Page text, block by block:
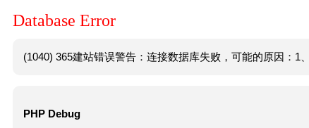
Database Error
(1040) 365建站错误警告：连接数据库失败，可能的原因：1
PHP Debug